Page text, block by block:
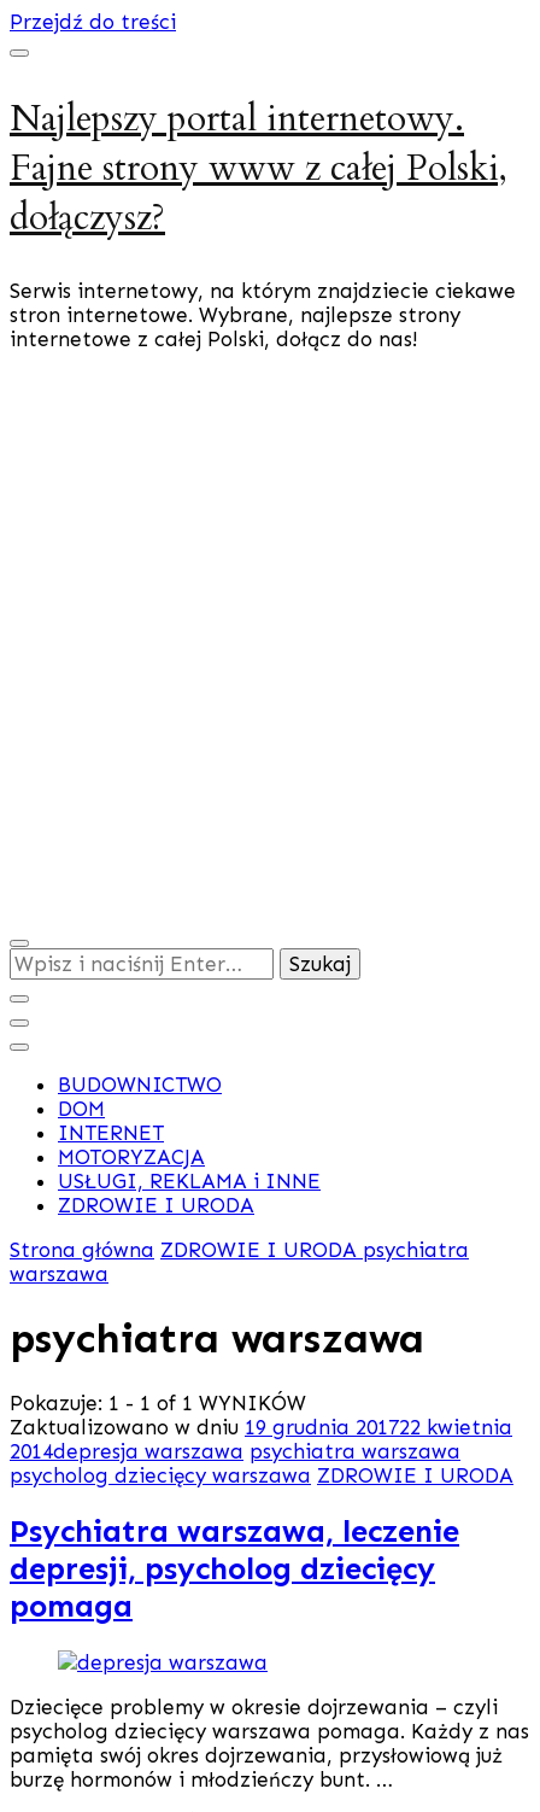
Przejdź do treści
Najlepszy portal internetowy.
Fajne strony www z całej Polski,
dołączysz?
Serwis internetowy, na którym znajdziecie ciekawe
stron internetowe. Wybrane, najlepsze strony
internetowe z całej Polski, dołącz do nas!
Szukasz
czegoś?
BUDOWNICTWO
DOM
INTERNET
MOTORYZACJA
USŁUGI, REKLAMA i INNE
ZDROWIE I URODA
Strona główna ZDROWIE I URODA psychiatra
warszawa
psychiatra warszawa
Pokazuje: 1 - 1 of 1 WYNIKÓW
Zaktualizowano w dniu 19 grudnia 201722 kwietnia
2014depresja warszawa psychiatra warszawa
psycholog dziecięcy warszawa ZDROWIE I URODA
Psychiatra warszawa, leczenie
depresji, psycholog dziecięcy
pomaga
Dziecięce problemy w okresie dojrzewania – czyli
psycholog dziecięcy warszawa pomaga. Każdy z nas
pamięta swój okres dojrzewania, przysłowiową już
burzę hormonów i młodzieńczy bunt. …